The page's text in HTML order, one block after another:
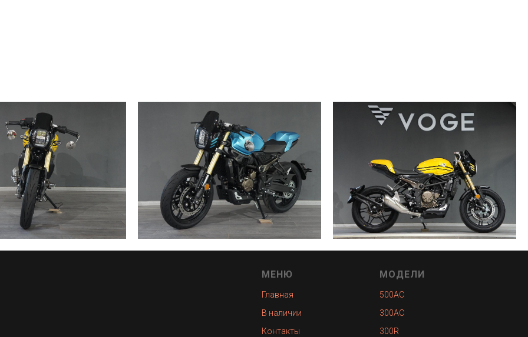
МЕНЮ
Главная
В наличии
Контакты
МОДЕЛИ
500AC
300AC
300R